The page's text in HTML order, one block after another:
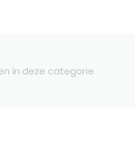
in deze categorie